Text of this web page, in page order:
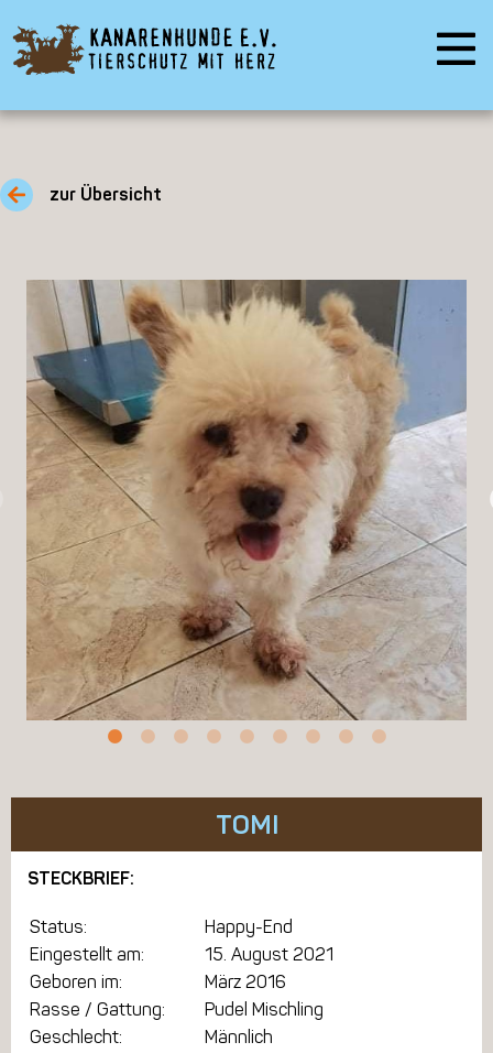
zur Übersicht
TOMI
STECKBRIEF:
Status:
Happy-End
Eingestellt am:
15. August 2021
Geboren im:
März 2016
Rasse / Gattung:
Pudel Mischling
Geschlecht:
Männlich